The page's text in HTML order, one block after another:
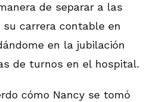
de separar a las
carrera contable en
en la jubilación
de turnos en el hospital.
cómo Nancy se tomó